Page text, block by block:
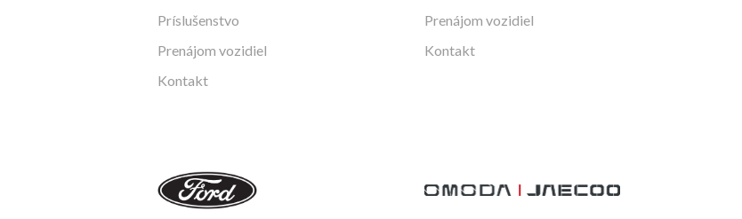
Príslušenstvo
Prenájom vozidiel
Kontakt
Prenájom vozidiel
Kontakt